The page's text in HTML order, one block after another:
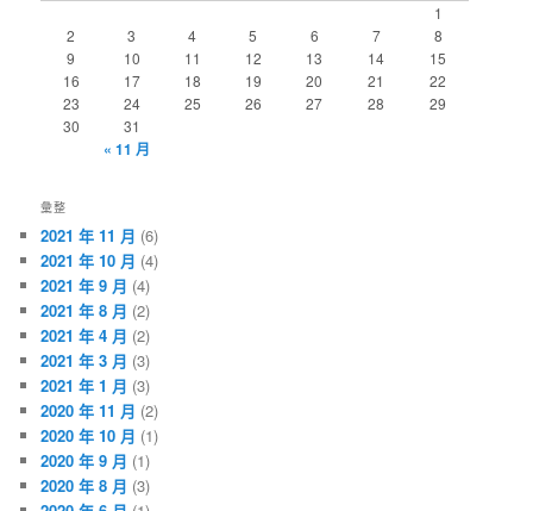
1
2
3 4 5 6 7
8
9
10 11 12 13 14
15
16
17 18 19 20 21
22
23
24 25 26 27 28
29
30
31
« 11 月
彙整
2021 年 11 月 (6)
2021 年 10 月 (4)
2021 年 9 月 (4)
2021 年 8 月 (2)
2021 年 4 月 (2)
2021 年 3 月 (3)
2021 年 1 月 (3)
2020 年 11 月 (2)
2020 年 10 月 (1)
2020 年 9 月 (1)
2020 年 8 月 (3)